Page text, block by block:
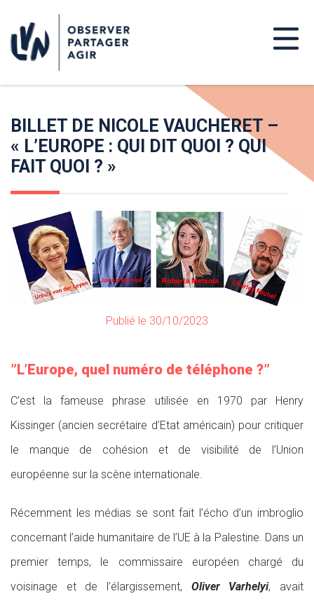
BILLET DE NICOLE VAUCHERET –
« L’EUROPE : QUI DIT QUOI ? QUI
FAIT QUOI ? »
Publié le 30/10/2023
”L’Europe, quel numéro de téléphone ?”
C’est la fameuse phrase utilisée en 1970 par Henry
Kissinger (ancien secrétaire d’Etat américain) pour critiquer
le manque de cohésion et de visibilité de l’Union
européenne sur la scène internationale.
Récemment les médias se sont fait l’écho d’un imbroglio
concernant l’aide humanitaire de l’UE à la Palestine. Dans un
premier temps, le commissaire européen chargé du
voisinage et de l’élargissement, Oliver Varhelyi, avait